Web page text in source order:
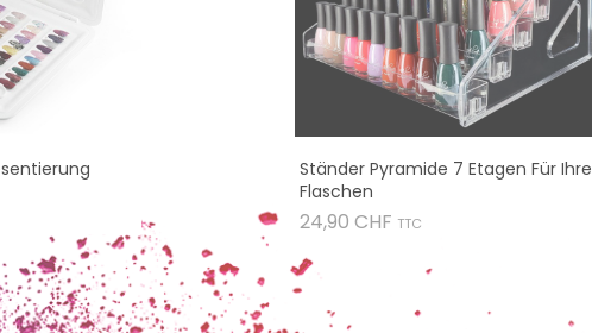
Ständer Pyramide 7 Etagen Für Ihre
Flaschen
24,90 CHF Preis
TTC